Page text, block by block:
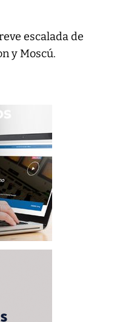
escalada de
y Moscú.